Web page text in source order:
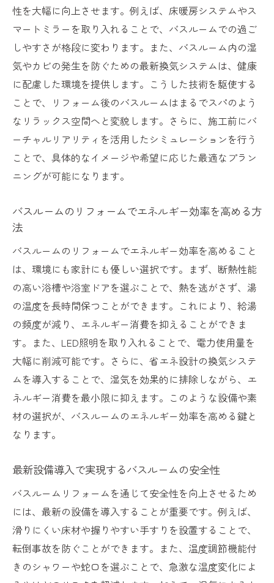
性を大幅に向上させます。例えば、床暖房システムやス
マートミラーを取り入れることで、バスルームでの過ご
しやすさが格段に変わります。また、バスルーム内の湿
気やカビの発生を防ぐための最新換気システムは、健康
に配慮した環境を提供します。こうした技術を駆使する
ことで、リフォーム後のバスルームはまるでスパのよう
なリラックス空間へと変貌します。さらに、施工前にバ
ーチャルリアリティを活用したシミュレーションを行う
ことで、具体的なイメージや希望に応じた最適なプラン
ニングが可能になります。
バスルームのリフォームでエネルギー効率を高める方
法
バスルームのリフォームでエネルギー効率を高めること
は、環境にも家計にも優しい選択です。まず、断熱性能
の高い浴槽や浴室ドアを選ぶことで、熱を逃がさず、湯
の温度を長時間保つことができます。これにより、給湯
の頻度が減り、エネルギー消費を抑えることができま
す。また、LED照明を取り入れることで、電力使用量を
大幅に削減可能です。さらに、省エネ設計の換気システ
ムを導入することで、湿気を効果的に排除しながら、エ
ネルギー消費を最小限に抑えます。このような設備や素
材の選択が、バスルームのエネルギー効率を高める鍵と
なります。
最新設備導入で実現するバスルームの安全性
バスルームリフォームを通じて安全性を向上させるため
には、最新の設備を導入することが重要です。例えば、
滑りにくい床材や握りやすい手すりを設置することで、
転倒事故を防ぐことができます。また、温度調節機能付
きのシャワーや蛇口を選ぶことで、急激な温度変化によ